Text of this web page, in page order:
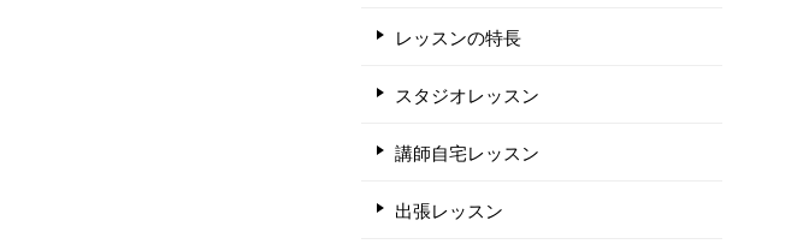
レッスンの特長
スタジオレッスン
講師自宅レッスン
出張レッスン